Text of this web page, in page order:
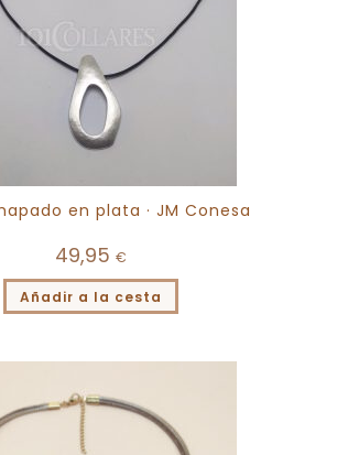
en plata · JM Conesa
49,95 €
Añadir a la cesta